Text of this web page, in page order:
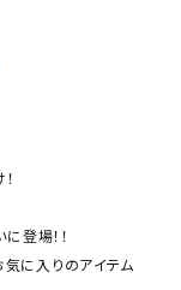
登場！！
に入りのアイテム